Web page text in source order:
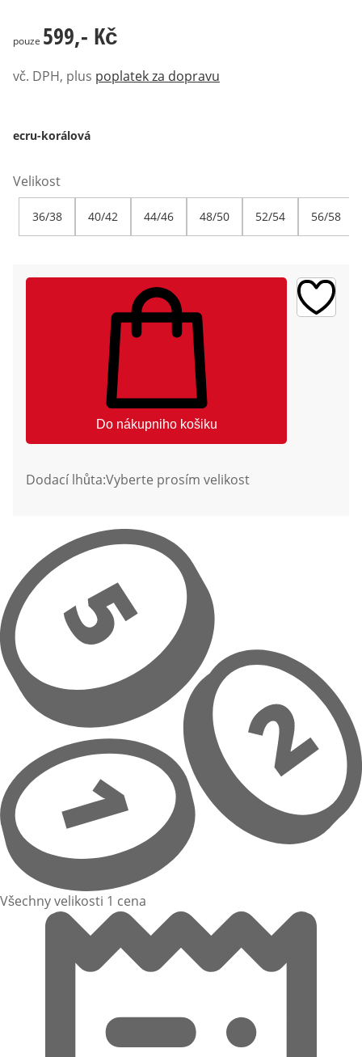
599,- Kč
pouze 599,- Kč
vč. DPH, plus poplatek za dopravu
ecru-korálová
Velikost
36/38 40/42 44/46 48/50 52/54 56/58
Do nákupniho košiku
Dodací lhůta:Vyberte prosím velikost
Všechny velikosti 1 cena